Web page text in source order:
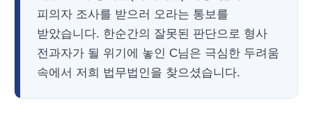
피의자 조사를 받으러 오라는 통보를
받았습니다. 한순간의 잘못된 판단으로 형사
전과자가 될 위기에 놓인 C님은 극심한 두려움
속에서 저희 법무법인을 찾으셨습니다.